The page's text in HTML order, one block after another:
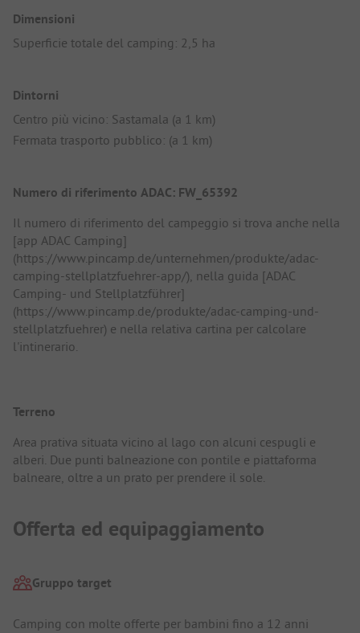
Dimensioni
Superficie totale del camping: 2,5 ha
Dintorni
Centro più vicino: Sastamala (a 1 km)
Fermata trasporto pubblico: (a 1 km)
Numero di riferimento ADAC: FW_65392
Il numero di riferimento del campeggio si trova anche nella
[app ADAC Camping]
(https://www.pincamp.de/unternehmen/produkte/adac-
camping-stellplatzfuehrer-app/), nella guida [ADAC
Camping- und Stellplatzführer]
(https://www.pincamp.de/produkte/adac-camping-und-
stellplatzfuehrer) e nella relativa cartina per calcolare
l'intinerario.
Terreno
Area prativa situata vicino al lago con alcuni cespugli e
alberi. Due punti balneazione con pontile e piattaforma
balneare, oltre a un prato per prendere il sole.
Offerta ed equipaggiamento
Gruppo target
Camping con molte offerte per bambini fino a 12 anni